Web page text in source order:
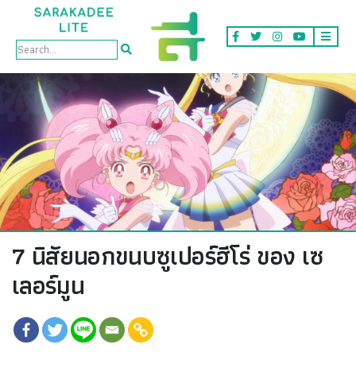
Faces
7 นิสัยนอกขนบซูเปอร์ฮีโร่ ของ เซ
เลอร์มูน